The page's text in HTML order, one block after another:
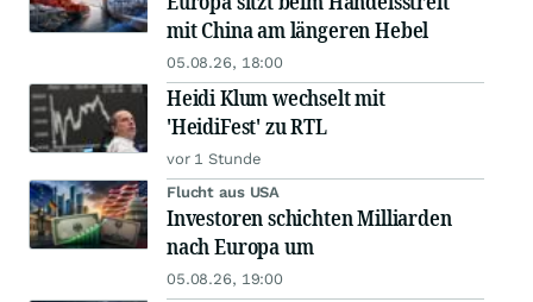
mit China am längeren Hebel
05.08.26, 18:00
Heidi Klum wechselt mit
'HeidiFest' zu RTL
vor 1 Stunde
Flucht aus USA
Investoren schichten Milliarden
nach Europa um
05.08.26, 19:00